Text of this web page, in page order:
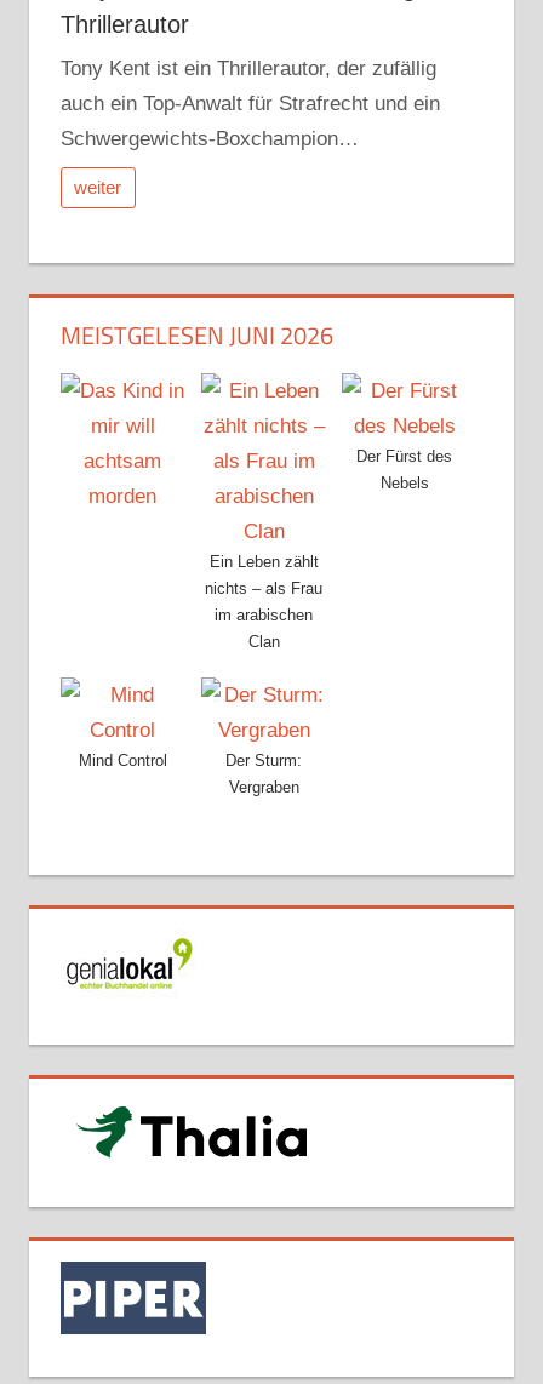
Thrillerautor
Tony Kent ist ein Thrillerautor, der zufällig
auch ein Top-Anwalt für Strafrecht und ein
Schwergewichts-Boxchampion…
weiter
MEISTGELESEN JUNI 2026
Ein Leben zählt
nichts – als Frau
im arabischen
Clan
Der Fürst des
Nebels
Mind Control
Der Sturm:
Vergraben